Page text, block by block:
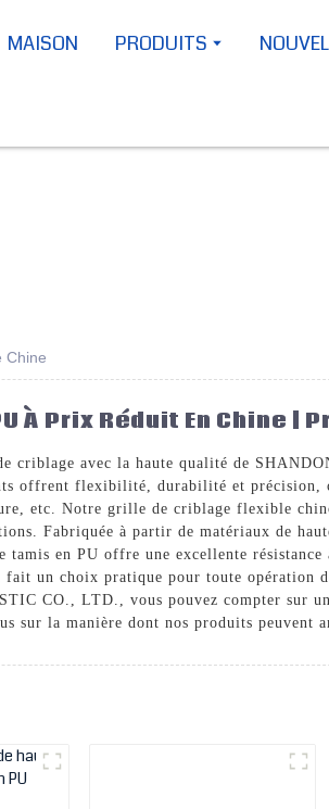
MAISON PRODUITS
Chine
À Prix Réduit En Chine
criblage avec la haute qualité de
offrent flexibilité, durabilité et précision,
etc. Notre grille de criblage flexible
Fabriquée à partir de matériaux de
en PU offre une excellente
un choix pratique pour toute opération
CO., LTD., vous pouvez compter sur
sur la manière dont nos produits peuvent